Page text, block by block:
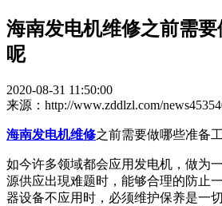
海南发电机维修之前需
呢
2020-08-31 11:50:00
来源：http://www.zddlzl.com/
海南发电机维修之前需要做哪些准备工
如今许多领域都会应用发电机，做为
源供应出現难题时，能够合理的防止
器设备不应用时，必须维护保养是一